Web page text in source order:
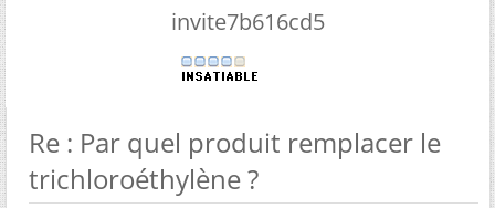
invite7b616cd5
Re : Par quel produit remplacer le
trichloroéthylène ?